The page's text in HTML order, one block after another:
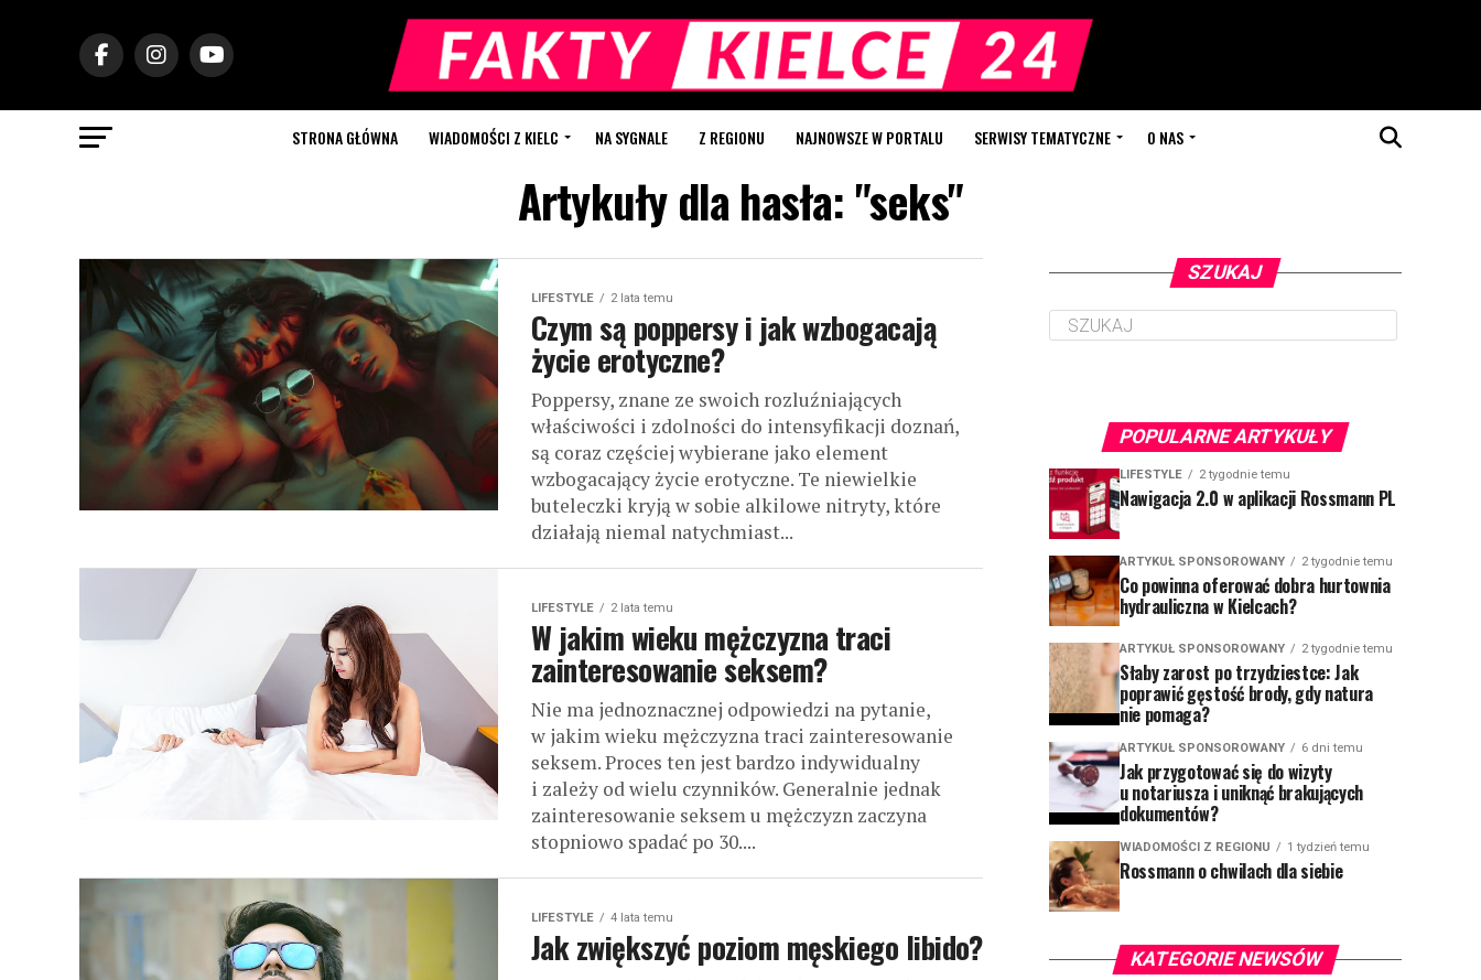
STRONA GŁÓWNA WIADOMOŚCI Z KIELC NA SYGNALE Z REGIONU NAJNOWSZE W PORTALU SERWISY TEMATYCZNE O NAS
Artykuły dla hasła: "seks"
LIFESTYLE 2 lata temu
Czym są poppersy i jak wzbogacają
życie erotyczne?
Poppersy, znane ze swoich rozluźniających
właściwości i zdolności do intensyfikacji doznań,
są coraz częściej wybierane jako element
wzbogacający życie erotyczne. Te niewielkie
buteleczki kryją w sobie alkilowe nitryty, które
działają niemal natychmiast...
LIFESTYLE 2 lata temu
W jakim wieku mężczyzna traci
zainteresowanie seksem?
Nie ma jednoznacznej odpowiedzi na pytanie,
w jakim wieku mężczyzna traci zainteresowanie
seksem. Proces ten jest bardzo indywidualny
i zależy od wielu czynników. Generalnie jednak
zainteresowanie seksem u mężczyzn zaczyna
stopniowo spadać po 30....
LIFESTYLE 4 lata temu
Jak zwiększyć poziom męskiego libido?
SZUKAJ
POPULARNE ARTYKUŁY
LIFESTYLE 2 tygodnie temu
Nawigacja 2.0 w aplikacji Rossmann PL
ARTYKUŁ SPONSOROWANY 2 tygodnie temu
Co powinna oferować dobra hurtownia
hydrauliczna w Kielcach?
ARTYKUŁ SPONSOROWANY 2 tygodnie temu
Słaby zarost po trzydziestce: Jak
poprawić gęstość brody, gdy natura
nie pomaga?
ARTYKUŁ SPONSOROWANY 6 dni temu
Jak przygotować się do wizyty
u notariusza i uniknąć brakujących
dokumentów?
WIADOMOŚCI Z REGIONU 1 tydzień temu
Rossmann o chwilach dla siebie
KATEGORIE NEWSÓW